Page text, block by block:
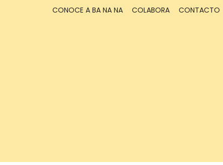
CONOCE A BA NA NA COLABORA CONTACTO